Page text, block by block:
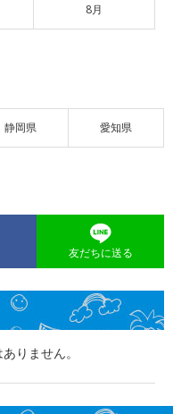
8月
静岡県 愛知県
友だちに送る
りません。